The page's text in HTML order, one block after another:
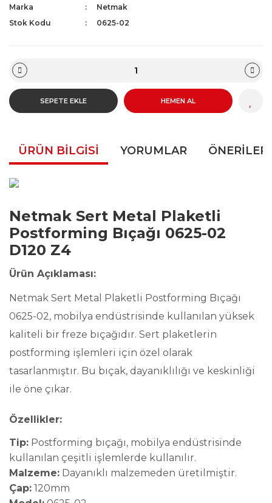
Marka
Netmak
Stok Kodu
0625-02
SEPETE EKLE HEMEN AL
ÜRÜN BILGISI YORUMLAR
Netmak Sert Metal Plaketli
Postforming Bıçağı 0625-02
D120 Z4
Ürün Açıklaması:
Netmak Sert Metal Plaketli Postforming Bıçağı
0625-02, mobilya endüstrisinde kullanılan yüksek
kaliteli bir freze bıçağıdır. Sert plaketlerin
postforming işlemleri için özel olarak
tasarlanmıştır. Bu bıçak, dayanıklılığı ve keskinliği
ile öne çıkar.
Özellikler:
Tip: Postforming bıçağı, mobilya endüstrisinde
kullanılan çeşitli işlemlerde kullanılır.
Malzeme: Dayanıklı malzemeden üretilmiştir.
Çap: 120mm